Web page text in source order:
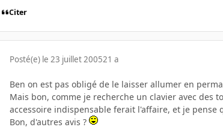
Citer
Posté(e) le 23 juillet 200521 a
Ben on est pas obligé de le laisser allumer en
Mais bon, comme je recherche un clavier avec des
accessoire indispensable ferait l'affaire, et je pense
Bon, d'autres avis ?